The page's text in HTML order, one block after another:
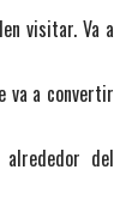
visitar. Va a
va a convertir
del